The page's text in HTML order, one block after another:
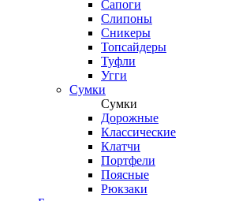
Сапоги
Слипоны
Сникеры
Топсайдеры
Туфли
Угги
Сумки
Сумки
Дорожные
Классические
Клатчи
Портфели
Поясные
Рюкзаки